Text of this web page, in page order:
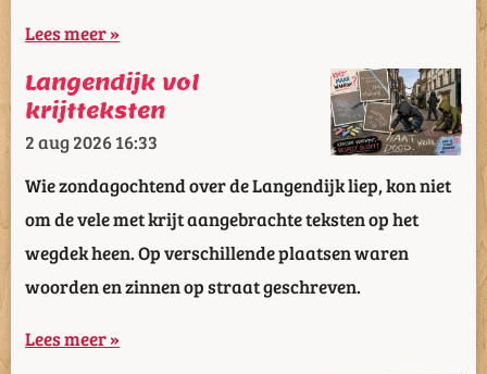
Lees meer »
Langendijk vol
krijtteksten
2 aug 202616:33
Wie zondagochtend over de Langendijk liep, kon niet
om de vele met krijt aangebrachte teksten op het
wegdek heen. Op verschillende plaatsen waren
woorden en zinnen op straat geschreven.
Lees meer »